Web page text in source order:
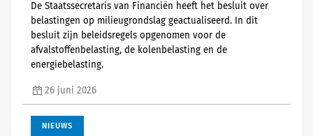
De Staatssecretaris van Financiën heeft het besluit over
belastingen op milieugrondslag geactualiseerd. In dit
besluit zijn beleidsregels opgenomen voor de
afvalstoffenbelasting, de kolenbelasting en de
energiebelasting.
26 juni 2026
NIEUWS